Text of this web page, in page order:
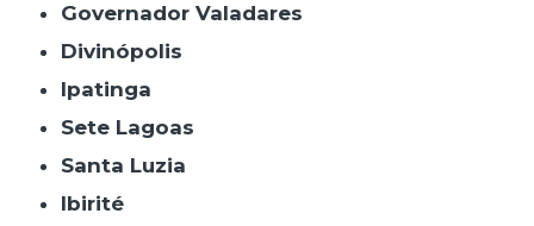
Governador Valadares
Divinópolis
Ipatinga
Sete Lagoas
Santa Luzia
Ibirité